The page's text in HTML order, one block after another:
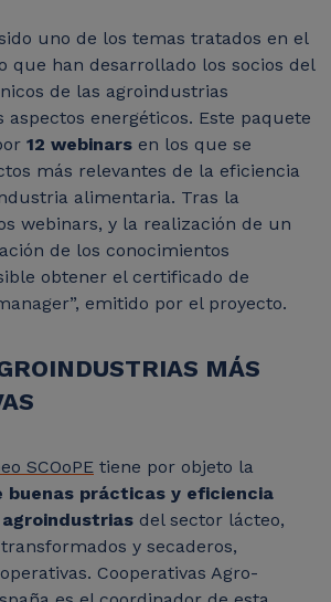
uno de los temas tratados en el
que han desarrollado los socios del
de las agroindustrias
aspectos energéticos. Este paquete
12 webinars en los que se
más relevantes de la eficiencia
alimentaria. Tras la
webinars, y la realización de un
de los conocimientos
obtener el certificado de
emitido por el proyecto.
MÁS
SCOoPE tiene por objeto la
prácticas y eficiencia
del sector lácteo,
y secaderos,
Cooperativas Agro-